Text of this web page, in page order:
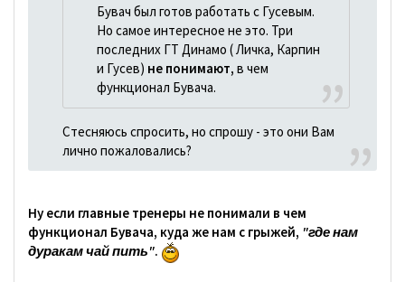
Бувач был готов работать с Гусевым.
Но самое интересное не это. Три
последних ГТ Динамо ( Личка, Карпин
и Гусев) не понимают, в чем
функционал Бувача.
Стесняюсь спросить, но спрошу - это они Вам
лично пожаловались?
Ну если главные тренеры не понимали в чем
функционал Бувача, куда же нам с грыжей, "где нам
дуракам чай пить".